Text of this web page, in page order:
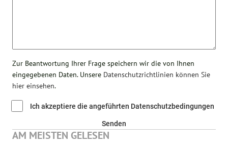
Zur Beantwortung Ihrer Frage speichern wir die von Ihnen
eingegebenen Daten. Unsere Datenschutzrichtlinien können Sie
hier einsehen.
Ich akzeptiere die angeführten Datenschutzbedingungen
Senden
AM MEISTEN GELESEN